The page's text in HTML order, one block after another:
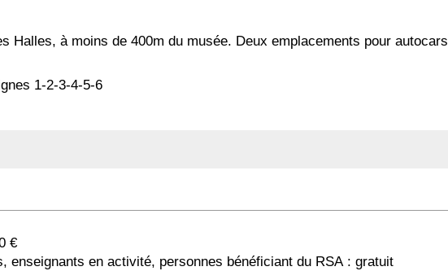
Halles, à moins de 400m du musée. Deux emplacements pour autocars
1-2-3-4-5-6
€
enseignants en activité, personnes bénéficiant du RSA : gratuit